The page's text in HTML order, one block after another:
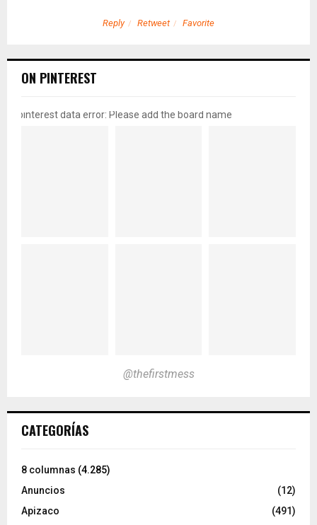
Reply Retweet Favorite
ON PINTEREST
pinterest data error: Please add the board name
@thefirstmess
CATEGORÍAS
8 columnas (4.285)
Anuncios
(12)
Apizaco
(491)